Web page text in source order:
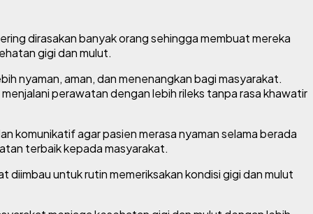
dirasakan banyak orang sehingga membuat mereka
gigi dan mulut.
nyaman, aman, dan menenangkan bagi masyarakat.
perawatan dengan lebih rileks tanpa rasa khawatir
komunikatif agar pasien merasa nyaman selama berada
terbaik kepada masyarakat.
untuk rutin memeriksakan kondisi gigi dan mulut